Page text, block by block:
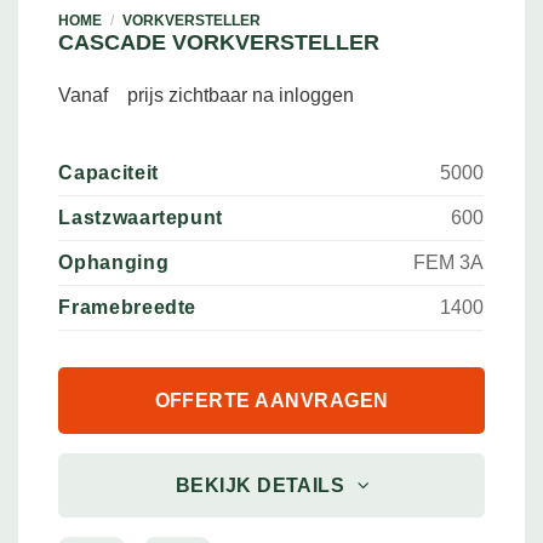
HOME / VORKVERSTELLER
CASCADE VORKVERSTELLER
Vanaf prijs zichtbaar na inloggen
Capaciteit 5000
Lastzwaartepunt 600
Ophanging FEM 3A
Framebreedte 1400
OFFERTE AANVRAGEN
BEKIJK DETAILS